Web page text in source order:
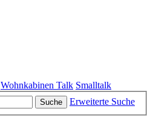
Wohnkabinen Talk Smalltalk
Suche
Erweiterte Suche